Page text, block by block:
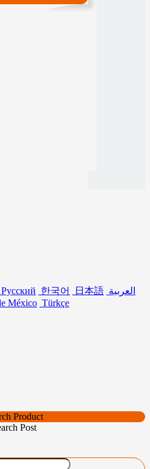
Русский 한국어 日本語 العربية
México Türkçe
Product
Post